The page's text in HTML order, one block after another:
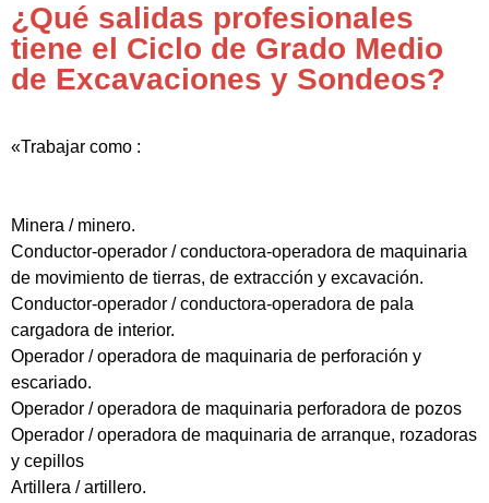
¿Qué salidas profesionales
tiene el Ciclo de Grado Medio
de Excavaciones y Sondeos?
«Trabajar como :
Minera / minero.
Conductor-operador / conductora-operadora de maquinaria
de movimiento de tierras, de extracción y excavación.
Conductor-operador / conductora-operadora de pala
cargadora de interior.
Operador / operadora de maquinaria de perforación y
escariado.
Operador / operadora de maquinaria perforadora de pozos
Operador / operadora de maquinaria de arranque, rozadoras
y cepillos
Artillera / artillero.